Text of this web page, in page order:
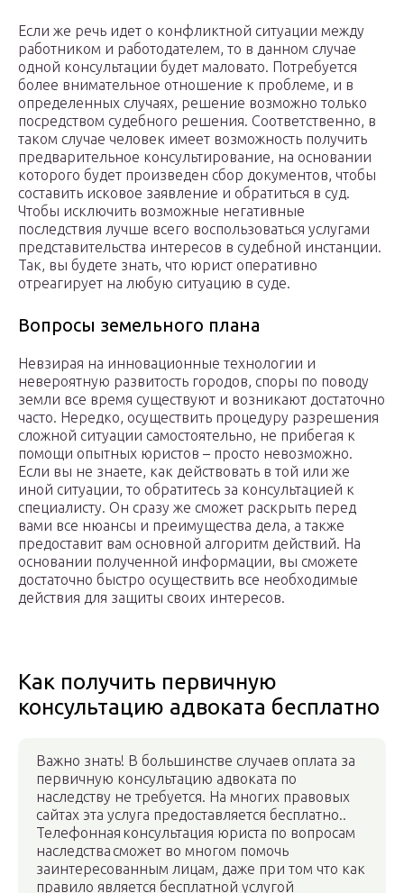
Если же речь идет о конфликтной ситуации между
работником и работодателем, то в данном случае
одной консультации будет маловато. Потребуется
более внимательное отношение к проблеме, и в
определенных случаях, решение возможно только
посредством судебного решения. Соответственно, в
таком случае человек имеет возможность получить
предварительное консультирование, на основании
которого будет произведен сбор документов, чтобы
составить исковое заявление и обратиться в суд.
Чтобы исключить возможные негативные
последствия лучше всего воспользоваться услугами
представительства интересов в судебной инстанции.
Так, вы будете знать, что юрист оперативно
отреагирует на любую ситуацию в суде.
Вопросы земельного плана
Невзирая на инновационные технологии и
невероятную развитость городов, споры по поводу
земли все время существуют и возникают достаточно
часто. Нередко, осуществить процедуру разрешения
сложной ситуации самостоятельно, не прибегая к
помощи опытных юристов – просто невозможно.
Если вы не знаете, как действовать в той или же
иной ситуации, то обратитесь за консультацией к
специалисту. Он сразу же сможет раскрыть перед
вами все нюансы и преимущества дела, а также
предоставит вам основной алгоритм действий. На
основании полученной информации, вы сможете
достаточно быстро осуществить все необходимые
действия для защиты своих интересов.
Как получить первичную
консультацию адвоката бесплатно
Важно знать! В большинстве случаев оплата за
первичную консультацию адвоката по
наследству не требуется. На многих правовых
сайтах эта услуга предоставляется бесплатно..
Телефонная консультация юриста по вопросам
наследства сможет во многом помочь
заинтересованным лицам, даже при том что как
правило является бесплатной услугой